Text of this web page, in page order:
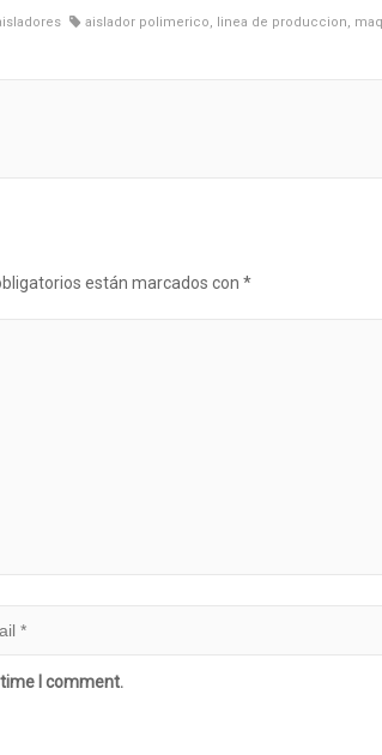
aislador polimerico, linea de produccion,
están marcados con *
I comment.